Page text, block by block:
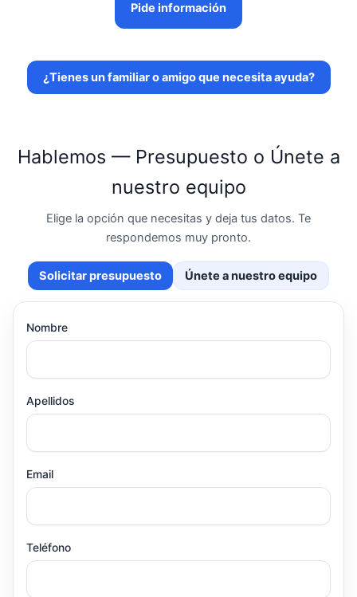
Pide información
¿Tienes un familiar o amigo que necesita ayuda?
Hablemos — Presupuesto o Únete a
nuestro equipo
Elige la opción que necesitas y deja tus datos. Te
respondemos muy pronto.
Solicitar presupuesto Únete a nuestro equipo
Nombre
Apellidos
Email
Teléfono